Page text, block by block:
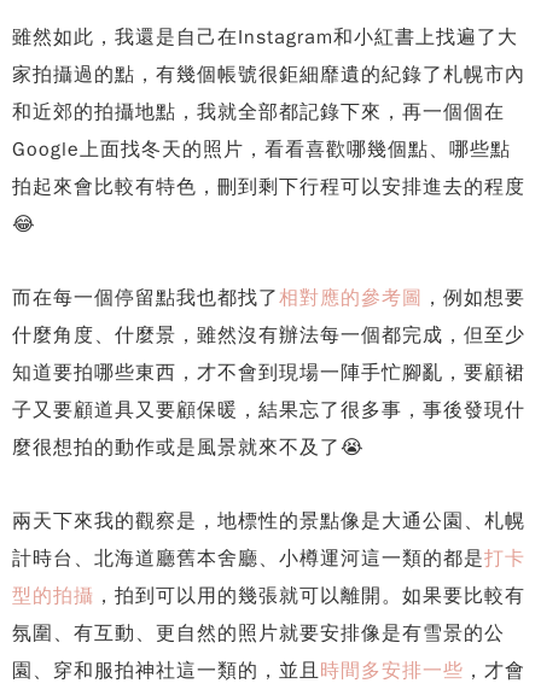
雖然如此，我還是自己在Instagram和小紅書上找遍了大
家拍攝過的點，有幾個帳號很鉅細靡遺的紀錄了札幌市內
和近郊的拍攝地點，我就全部都記錄下來，再一個個在
Google上面找冬天的照片，看看喜歡哪幾個點、哪些點
拍起來會比較有特色，刪到剩下行程可以安排進去的程度
😂
而在每一個停留點我也都找了相對應的參考圖 ，例如想要
什麼角度、什麼景，雖然沒有辦法每一個都完成，但至少
知道要拍哪些東西，才不會到現場一陣手忙腳亂，要顧裙
子又要顧道具又要顧保暖，結果忘了很多事，事後發現什
麼很想拍的動作或是風景就來不及了😭
兩天下來我的觀察是，地標性的景點像是大通公園、札幌
計時台、北海道廳舊本舍廳、小樽運河這一類的都是打卡
型的拍攝 ，拍到可以用的幾張就可以離開。如果要比較有
氛圍、有互動、更自然的照片就要安排像是有雪景的公
園、穿和服拍神社這一類的，並且時間多安排一些 ，才會